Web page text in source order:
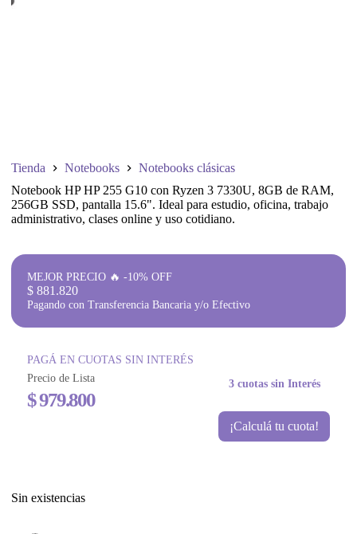
Tienda Notebooks
Notebooks clásicas
Notebook HP HP 255 G10 con Ryzen 3 7330U, 8GB de RAM,
256GB SSD, pantalla 15.6". Ideal para estudio, oficina, trabajo
administrativo, clases online y uso cotidiano.
MEJOR PRECIO 🔥 -10% OFF
$ 881.820
Pagando con Transferencia Bancaria y/o Efectivo
PAGÁ EN CUOTAS SIN INTERÉS
Precio de Lista
$979.800
3 cuotas sin Interés
¡Calculá tu cuota!
Sin existencias